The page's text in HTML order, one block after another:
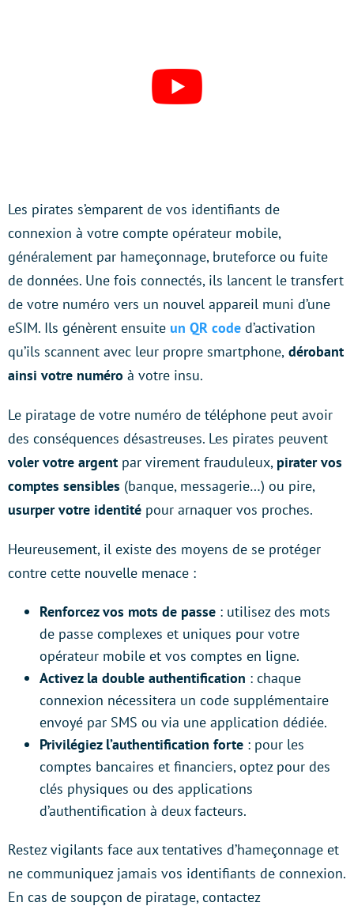
Les pirates s’emparent de vos identifiants de
connexion à votre compte opérateur mobile,
généralement par hameçonnage, bruteforce ou fuite
de données. Une fois connectés, ils lancent le transfert
de votre numéro vers un nouvel appareil muni d’une
eSIM. Ils génèrent ensuite un QR code d’activation
qu’ils scannent avec leur propre smartphone, dérobant
ainsi votre numéro à votre insu.
Le piratage de votre numéro de téléphone peut avoir
des conséquences désastreuses. Les pirates peuvent
voler votre argent par virement frauduleux, pirater vos
comptes sensibles (banque, messagerie…) ou pire,
usurper votre identité pour arnaquer vos proches.
Heureusement, il existe des moyens de se protéger
contre cette nouvelle menace :
Renforcez vos mots de passe : utilisez des mots
de passe complexes et uniques pour votre
opérateur mobile et vos comptes en ligne.
Activez la double authentification : chaque
connexion nécessitera un code supplémentaire
envoyé par SMS ou via une application dédiée.
Privilégiez l’authentification forte : pour les
comptes bancaires et financiers, optez pour des
clés physiques ou des applications
d’authentification à deux facteurs.
Restez vigilants face aux tentatives d’hameçonnage et
ne communiquez jamais vos identifiants de connexion.
En cas de soupçon de piratage, contactez